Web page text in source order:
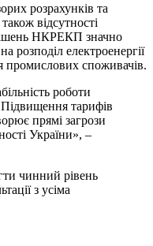
розрахунків та
відсутності
НКРЕКП значно
розподіл електроенергії
промислових споживачів.
роботи
тарифів
прямі загрози
України», –
чинний рівень
з усіма